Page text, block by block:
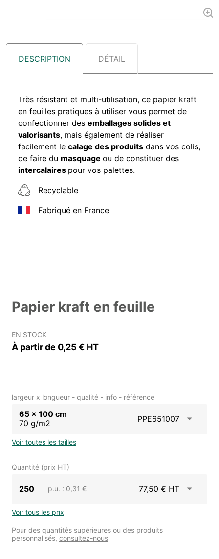
DESCRIPTION DÉTAIL
Très résistant et multi-utilisation, ce papier kraft
en feuilles pratiques à utiliser vous permet de
confectionner des emballages solides et
valorisants, mais également de réaliser
facilement le calage des produits dans vos colis,
de faire du masquage ou de constituer des
intercalaires pour vos palettes.
Recyclable
Fabriqué en France
Papier kraft en feuille
EN STOCK
À partir de 0,25 € HT
largeur x longueur - qualité - info - référence
65 x 100 cm
70 g/m2
PPE651007
Voir toutes les tailles
Quantité (prix HT)
250 p.u. : 0,31 € 77,50 € HT
Voir tous les prix
Pour des quantités supérieures ou des produits
personnalisés, consultez-nous